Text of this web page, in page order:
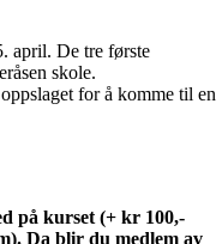
april. De tre første
skole.
for å komme til en
på kurset (+ kr 100,-
Da blir du medlem av